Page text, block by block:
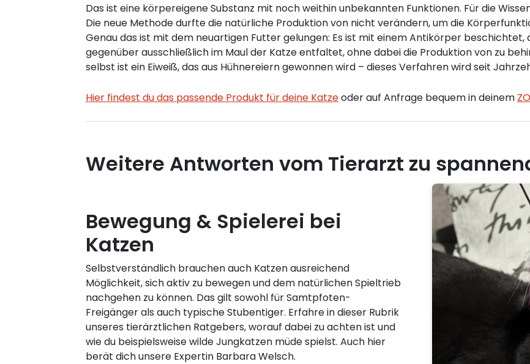
Das ist eine körpereigene Substanz mit noch weithin unbekannten Funktionen. Für die
Die neue Methode durfte die natürliche Produktion von nicht verändern, um die
Genau das ist mit dem neuartigen Futter gelungen: Es ist mit einem Antikörper beschichtet,
gegenüber ausschließlich im Maul der Katze entfaltet, ohne dabei die Produktion von zu
selbst ist ein Eiweiß, das aus Hühnereiern gewonnen wird – dieses Verfahren wird seit
Hier findest du das passende Produkt für deine Katzeoder auf Anfrage bequem in deinem
Weitere Antworten vom Tierarzt zu
Bewegung & Spielerei bei
Katzen
Selbstverständlich brauchen auch Katzen ausreichend
Möglichkeit, sich aktiv zu bewegen und dem natürlichen Spieltrieb
nachgehen zu können. Das gilt sowohl für Samtpfoten-
Freigänger als auch typische Stubentiger. Erfahre in dieser Rubrik
unseres tierärztlichen Ratgebers, worauf dabei zu achten ist und
wie du beispielsweise wilde Jungkatzen müde spielst. Auch hier
berät dich unsere Expertin Barbara Welsch.